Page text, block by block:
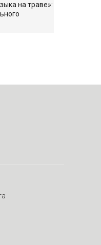
на траве»: